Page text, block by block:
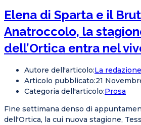
Elena di Sparta e il
Anatroccolo, la
dell’Ortica entra nel
Autore dell'articolo:La redazione
Articolo pubblicato:21
Categoria dell'articolo:Prosa
Fine settimana denso di
dell'Ortica, la cui nuova stagione,